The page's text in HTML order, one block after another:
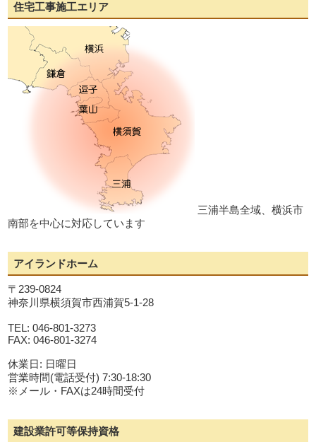
住宅工事施工エリア
三浦半島全域、横浜市
南部を中心に対応しています
アイランドホーム
〒239-0824
神奈川県横須賀市西浦賀5-1-28
TEL: 046-801-3273
FAX: 046-801-3274
休業日: 日曜日
営業時間(電話受付) 7:30-18:30
※メール・FAXは24時間受付
建設業許可等保持資格